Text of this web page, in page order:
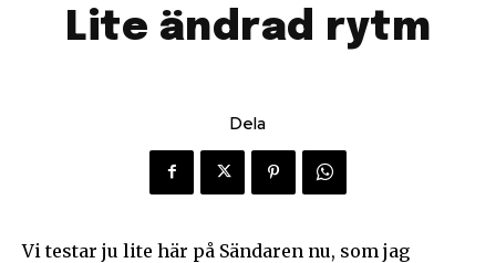
Lite ändrad rytm
Dela
Vi testar ju lite här på Sändaren nu, som jag